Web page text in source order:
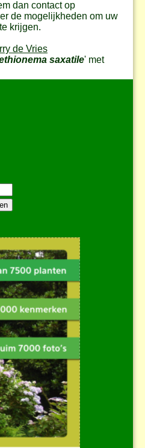
dan contact op
de mogelijkheden om uw
krijgen.
saxatile' met